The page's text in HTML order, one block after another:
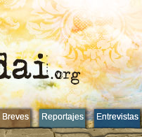
Breves Reportajes Entrevistas
Breves Reportajes Entrevistas